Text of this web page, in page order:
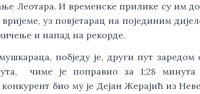
Леотара. И временске прилике су им
уз повјетарац на појединим
и напад на рекорде.
побједу је, други пут заредом
чиме је поправио за 1;28
био му је Дејан Жерајић из